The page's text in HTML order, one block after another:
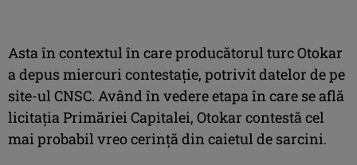
Asta în contextul în care producătorul turc Otokar
a depus miercuri contestație, potrivit datelor de pe
site-ul CNSC. Având în vedere etapa în care se află
licitația Primăriei Capitalei, Otokar contestă cel
mai probabil vreo cerință din caietul de sarcini.